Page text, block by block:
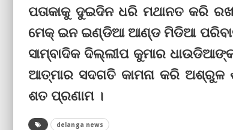
ପତାକାକୁ ଦୁଇଦିନ ଧରି ମଥାନତ କରି
ମେକ୍ ଇନ ଇଣ୍ଡିଆ ଆଣ୍ଡ ମିଡିଆ
ସାମ୍ବାଦିକ ଦିଲ୍ଲୀପ କୁମାର
ଆତ୍ମାର ସଦଗତି କାମନା କରି ଅଶ୍ରୁଳ
ଶତ ପ୍ରଣାମ ।
delanga news